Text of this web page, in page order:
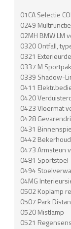
01CA Selectie
0249
02MH BMW LM
0320 Ontfall,
0321
0337 M
0339 Shadow-
0411
0420
0423 Vloermat
0428
0431
0442
0473 Armsteun
0481 Sportstoel
0494
04MG
0502 Koplamp
0507 Park
0520 Mistlamp
0521